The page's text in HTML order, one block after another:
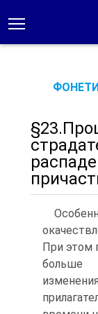
При этом
больше